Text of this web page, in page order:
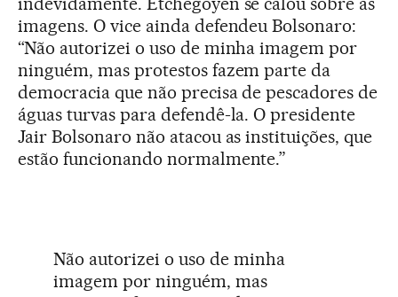
imagens. O vice ainda defendeu Bolsonaro:
“Não autorizei o uso de minha imagem por
ninguém, mas protestos fazem parte da
democracia que não precisa de pescadores de
águas turvas para defendê-la. O presidente
Jair Bolsonaro não atacou as instituições, que
estão funcionando normalmente.”
Não autorizei o uso de minha
imagem por ninguém, mas